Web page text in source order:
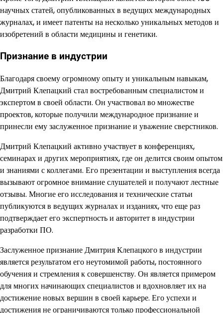
научных статей, опубликованных в ведущих международных
журналах, и имеет патенты на несколько уникальных методов и
изобретений в области медицины и генетики.
Признание в индустрии
Благодаря своему огромному опыту и уникальным навыкам,
Дмитрий Клепацкий стал востребованным специалистом и
экспертом в своей области. Он участвовал во множестве
проектов, которые получили международное признание и
принесли ему заслуженное признание и уважение сверстников.
Дмитрий Клепацкий активно участвует в конференциях,
семинарах и других мероприятиях, где он делится своим опытом
и знаниями с коллегами. Его презентации и выступления всегда
вызывают огромное внимание слушателей и получают лестные
отзывы. Многие его исследования и технические статьи
публикуются в ведущих журналах и изданиях, что еще раз
подтверждает его экспертность и авторитет в индустрии
разработки ПО.
Заслуженное признание Дмитрия Клепацкого в индустрии
является результатом его неутомимой работы, постоянного
обучения и стремления к совершенству. Он является примером
для многих начинающих специалистов и вдохновляет их на
достижение новых вершин в своей карьере. Его успехи и
достижения не ограничиваются только профессиональной